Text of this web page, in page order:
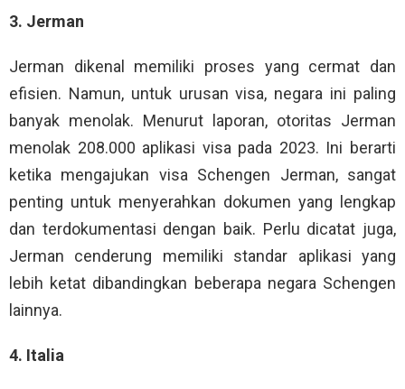
3. Jerman
Jerman dikenal memiliki proses yang cermat dan
efisien. Namun, untuk urusan visa, negara ini paling
banyak menolak. Menurut laporan, otoritas Jerman
menolak 208.000 aplikasi visa pada 2023. Ini berarti
ketika mengajukan visa Schengen Jerman, sangat
penting untuk menyerahkan dokumen yang lengkap
dan terdokumentasi dengan baik. Perlu dicatat juga,
Jerman cenderung memiliki standar aplikasi yang
lebih ketat dibandingkan beberapa negara Schengen
lainnya.
4. Italia